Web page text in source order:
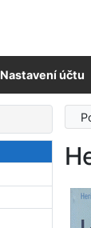
Nastavení účtu